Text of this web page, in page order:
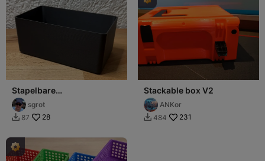
Stapelbare
Aufbewahrungsbox
(82x150x66mm)
sgrot
 87 28
Stackable box V2
ANKor
 484 231